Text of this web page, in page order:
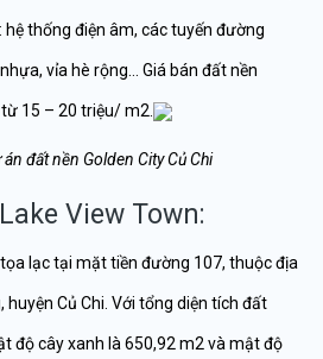
hệ thống điện âm, các tuyến đường
vỉa hè rộng… Giá bán đất nền
15 – 20 triệu/ m2.
đất nền Golden City Củ Chi
View Town:
lạc tại mặt tiền đường 107, thuộc địa
Củ Chi. Với tổng diện tích đất
độ cây xanh là 650,92 m2 và mật độ